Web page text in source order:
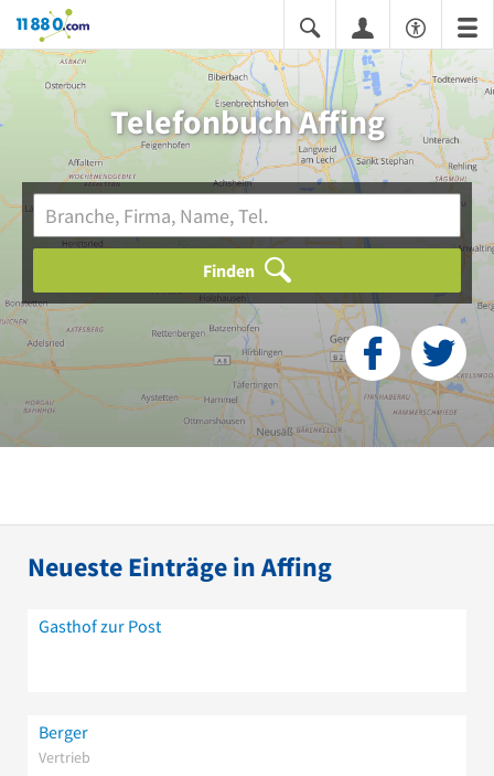
11880.com
Telefonbuch Affing
Finden
Neueste Einträge in Affing
Gasthof zur Post
Berger
Vertrieb